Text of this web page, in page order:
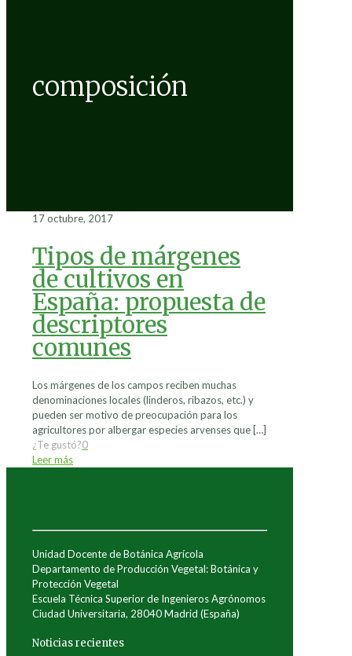
composición
17 octubre, 2017
Tipos de márgenes
de cultivos en
España: propuesta de
descriptores
comunes
Los márgenes de los campos reciben muchas
denominaciones locales (linderos, ribazos, etc.) y
pueden ser motivo de preocupación para los
agricultores por albergar especies arvenses que […]
¿Te gustó?0
Leer más
Unidad Docente de Botánica Agrícola
Departamento de Producción Vegetal: Botánica y
Protección Vegetal
Escuela Técnica Superior de Ingenieros Agrónomos
Ciudad Universitaria, 28040 Madrid (España)
Noticias recientes